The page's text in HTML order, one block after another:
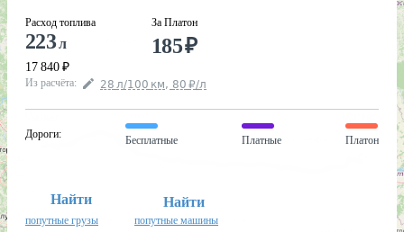
Расход топлива
223л
17 840 ₽
За Платон
185₽
Из расчёта: 28 л/100 км, 80 ₽/л
Дороги:
Бесплатные Платные Платон
Найти
попутные грузы
Найти
попутные машины